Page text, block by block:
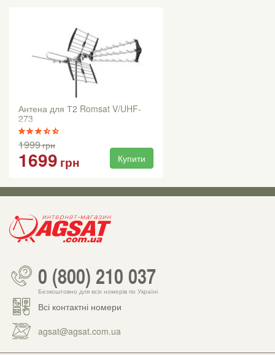
Антена для Т2 Romsat V/UHF-
273
1999грн
1699 грн Купити
0 (800) 210 037
Безкоштовно для всіх номерів по Україні
Всі контактні номери
agsat@agsat.com.ua